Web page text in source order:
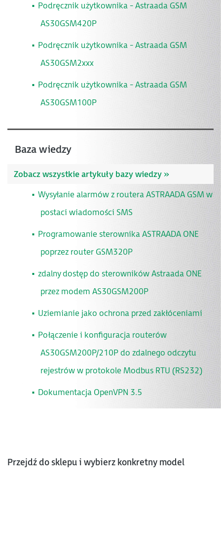
Podręcznik użytkownika - Astraada GSM
AS30GSM420P
Podręcznik użytkownika - Astraada GSM
AS30GSM2xxx
Podręcznik użytkownika - Astraada GSM
AS30GSM100P
Baza wiedzy
Zobacz wszystkie artykuły bazy wiedzy »
Wysyłanie alarmów z routera ASTRAADA GSM w
postaci wiadomości SMS
Programowanie sterownika ASTRAADA ONE
poprzez router GSM320P
zdalny dostęp do sterowników Astraada ONE
przez modem AS30GSM200P
Uziemianie jako ochrona przed zakłóceniami
Połączenie i konfiguracja routerów
AS30GSM200P/210P do zdalnego odczytu
rejestrów w protokole Modbus RTU (RS232)
Dokumentacja OpenVPN 3.5
Przejdź do sklepu i wybierz konkretny model